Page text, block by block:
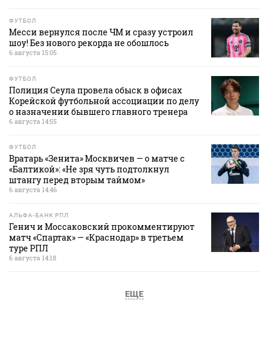
ФУТБОЛ
Месси вернулся после ЧМ и сразу устроил
шоу! Без нового рекорда не обошлось
6 августа 15:05
ФУТБОЛ
Полиция Сеула провела обыск в офисах
Корейской футбольной ассоциации по делу
о назначении бывшего главного тренера
6 августа 14:55
ФУТБОЛ
Вратарь «Зенита» Москвичев — о матче с
«Балтикой»: «Не зря чуть подтолкнул
штангу перед вторым таймом»
6 августа 14:46
АЛЬФА-БАНК РПЛ
Генич и Моссаковский прокомментируют
матч «Спартак» — «Краснодар» в третьем
туре РПЛ
6 августа 14:18
ЕЩЕ